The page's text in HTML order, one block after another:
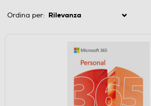
Ordina per: